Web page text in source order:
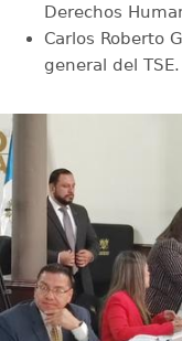
Derechos
Carlos Roberto
general del TSE.